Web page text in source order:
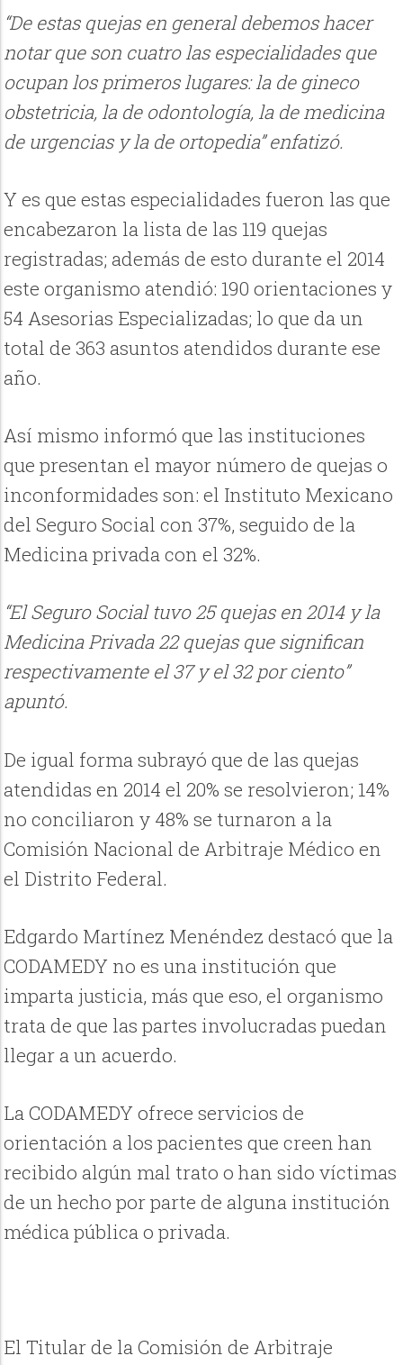
“De estas quejas en general debemos hacer
notar que son cuatro las especialidades que
ocupan los primeros lugares: la de gineco
obstetricia, la de odontología, la de medicina
de urgencias y la de ortopedia” enfatizó.
Y es que estas especialidades fueron las que
encabezaron la lista de las 119 quejas
registradas; además de esto durante el 2014
este organismo atendió: 190 orientaciones y
54 Asesorias Especializadas; lo que da un
total de 363 asuntos atendidos durante ese
año.
Así mismo informó que las instituciones
que presentan el mayor número de quejas o
inconformidades son: el Instituto Mexicano
del Seguro Social con 37%, seguido de la
Medicina privada con el 32%.
“El Seguro Social tuvo 25 quejas en 2014 y la
Medicina Privada 22 quejas que significan
respectivamente el 37 y el 32 por ciento”
apuntó.
De igual forma subrayó que de las quejas
atendidas en 2014 el 20% se resolvieron; 14%
no conciliaron y 48% se turnaron a la
Comisión Nacional de Arbitraje Médico en
el Distrito Federal.
Edgardo Martínez Menéndez destacó que la
CODAMEDY no es una institución que
imparta justicia, más que eso, el organismo
trata de que las partes involucradas puedan
llegar a un acuerdo.
La CODAMEDY ofrece servicios de
orientación a los pacientes que creen han
recibido algún mal trato o han sido víctimas
de un hecho por parte de alguna institución
médica pública o privada.
El Titular de la Comisión de Arbitraje